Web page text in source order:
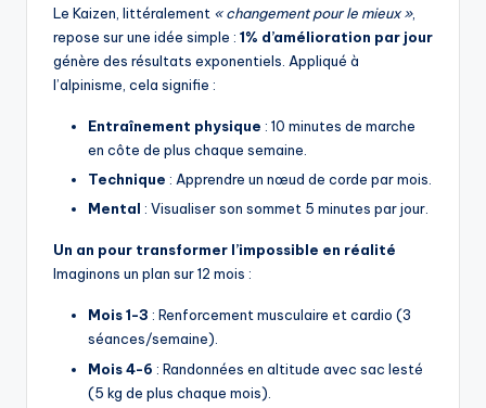
Le Kaizen, littéralement « changement pour le mieux »,
repose sur une idée simple : 1% d’amélioration par jour
génère des résultats exponentiels. Appliqué à
l’alpinisme, cela signifie :
Entraînement physique : 10 minutes de marche
en côte de plus chaque semaine.
Technique : Apprendre un nœud de corde par mois.
Mental : Visualiser son sommet 5 minutes par jour.
Un an pour transformer l’impossible en réalité
Imaginons un plan sur 12 mois :
Mois 1-3 : Renforcement musculaire et cardio (3
séances/semaine).
Mois 4-6 : Randonnées en altitude avec sac lesté
(5 kg de plus chaque mois).